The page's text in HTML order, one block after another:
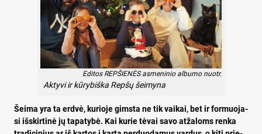
Edi­tos REP­ŠIE­NĖS as­me­ni­nio al­bu­mo nuo­tr.
Ak­ty­vi ir kū­ry­biš­ka Rep­šų šei­my­na
Šei­ma yra ta erd­vė, ku­rio­je gims­ta ne tik vai­kai, bet ir for­muo­ja­
si iš­skir­ti­nė jų ta­pa­ty­bė. Kai ku­rie tė­vai sa­vo at­ža­loms ren­ka